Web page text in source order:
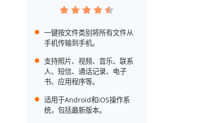
一键按文件类别将所有文件从
手机传输到手机。
支持照片、视频、音乐、联系
人、短信、通话记录、电子
书、应用程序等。
适用于Android和iOS操作系
统，包括最新版本。